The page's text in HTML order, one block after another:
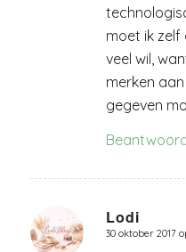
moet ik
veel wil,
merken
gegeven
Lodi
zegt:
30 oktober 2017